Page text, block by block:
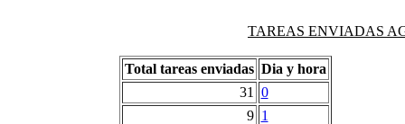
TAREAS ENVIADAS
Total tareas enviadas Dia y hora
31
0
9 1